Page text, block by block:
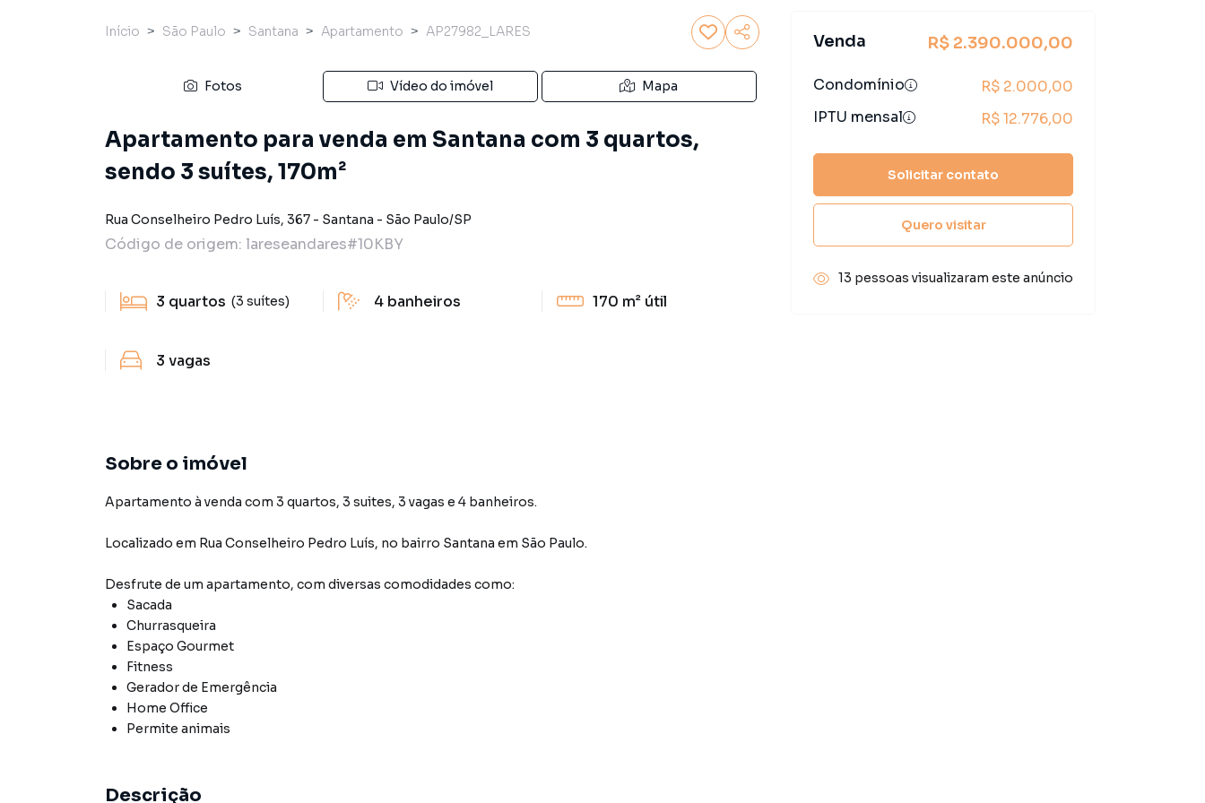
Início São Paulo Santana Apartamento AP27982_LARES
Fotos Vídeo do imóvel Mapa
Apartamento para venda em Santana com 3 quartos,
sendo 3 suítes, 170m²
Rua Conselheiro Pedro Luís, 367 - Santana - São Paulo/SP
Código de origem: lareseandares#10KBY
3 quartos (3 suítes) 4 banheiros 170 m² útil
3 vagas
Sobre o imóvel
Apartamento à venda com 3 quartos, 3 suites, 3 vagas e 4 banheiros.
Localizado em Rua Conselheiro Pedro Luís, no bairro Santana em São Paulo.
Desfrute de um apartamento, com diversas comodidades como:
Sacada
Churrasqueira
Espaço Gourmet
Fitness
Gerador de Emergência
Home Office
Permite animais
Descrição
Venda R$ 2.390.000,00
Condomínio
R$ 2.000,00
IPTU mensal
R$ 12.776,00
Solicitar contato
Quero visitar
13 pessoas visualizaram este anúncio